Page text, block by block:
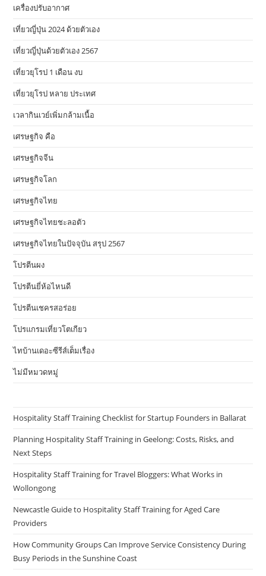
เครื่องปรับอากาศ
เที่ยวญี่ปุ่น 2024 ด้วยตัวเอง
เที่ยวญี่ปุ่นด้วยตัวเอง 2567
เที่ยวยุโรป 1 เดือน งบ
เที่ยวยุโรป หลาย ประเทศ
เวลากินเวย์เพิ่มกล้ามเนื้อ
เศรษฐกิจ คือ
เศรษฐกิจจีน
เศรษฐกิจโลก
เศรษฐกิจไทย
เศรษฐกิจไทยชะลอตัว
เศรษฐกิจไทยในปัจจุบัน สรุป 2567
โปรตีนผง
โปรตีนยี่ห้อไหนดี
โปรตีนเชครสอร่อย
โปรแกรมเที่ยวโตเกียว
ไทบ้านเดอะซีรีส์เต็มเรื่อง
ไม่มีหมวดหมู่
Hospitality Staff Training Checklist for Startup Founders in Ballarat
Planning Hospitality Staff Training in Geelong: Costs, Risks, and
Next Steps
Hospitality Staff Training for Travel Bloggers: What Works in
Wollongong
Newcastle Guide to Hospitality Staff Training for Aged Care
Providers
How Community Groups Can Improve Service Consistency During
Busy Periods in the Sunshine Coast